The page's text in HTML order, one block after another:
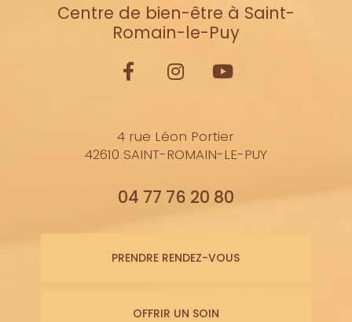
Centre de bien-être à Saint-
Romain-le-Puy
4 rue Léon Portier
42610 SAINT-ROMAIN-LE-PUY
04 77 76 20 80
PRENDRE RENDEZ-VOUS
OFFRIR UN SOIN